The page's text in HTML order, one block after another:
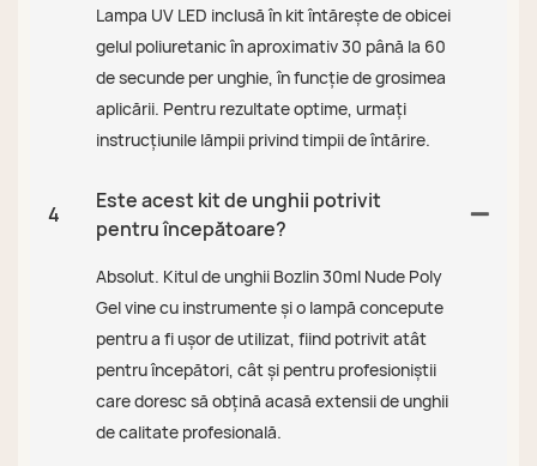
Lampa UV LED inclusă în kit întărește de obicei
gelul poliuretanic în aproximativ 30 până la 60
de secunde per unghie, în funcție de grosimea
aplicării. Pentru rezultate optime, urmați
instrucțiunile lămpii privind timpii de întărire.
4
Este acest kit de unghii potrivit
pentru începătoare?
Absolut. Kitul de unghii Bozlin 30ml Nude Poly
Gel vine cu instrumente și o lampă concepute
pentru a fi ușor de utilizat, fiind potrivit atât
pentru începători, cât și pentru profesioniștii
care doresc să obțină acasă extensii de unghii
de calitate profesională.